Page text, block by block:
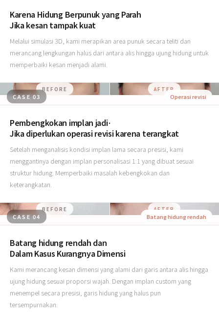
Karena Hidung Berpunuk yang Parah
Jika kesan tampak kuat
Melalui simulasi 3D, kami merapikan area punuk secara teliti dan
merancang lengkungan halus dari antara alis hingga ujung hidung untuk
memperbaiki kesan menjadi alami.
CASE 03 Operasi revisi
BEFORE AFTER
Pembengkokan implan jadi·
Jika diperlukan operasi revisi karena terangkat
Setelah menganalisis kondisi implan lama secara presisi, kami
menggantinya dengan implan personalisasi 1:1 yang dibuat sesuai
struktur hidung. Memperbaiki masalah kebengkokan dan
keterangkatan.
CASE 04 Batang hidung rendah
BEFORE AFTER
Batang hidung rendah dan
Dalam Kasus Kurangnya Dimensi
Kami merancang kesan dimensi yang alami dari garis antara alis hingga
ujung hidung sesuai proporsi wajah. Dengan implan custom yang
menempel secara presisi, garis hidung yang halus pun
tersempurnakan.